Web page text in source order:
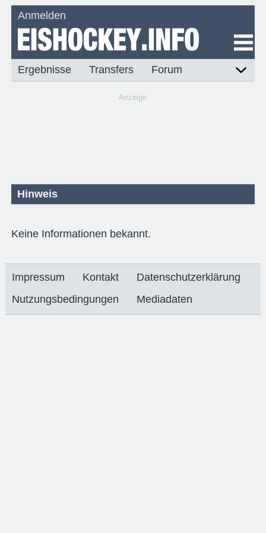
Anmelden
Ergebnisse Transfers Forum
Anzeige
Hinweis
Keine Informationen bekannt.
Impressum Kontakt
Datenschutzerklärung
Nutzungsbedingungen
Mediadaten